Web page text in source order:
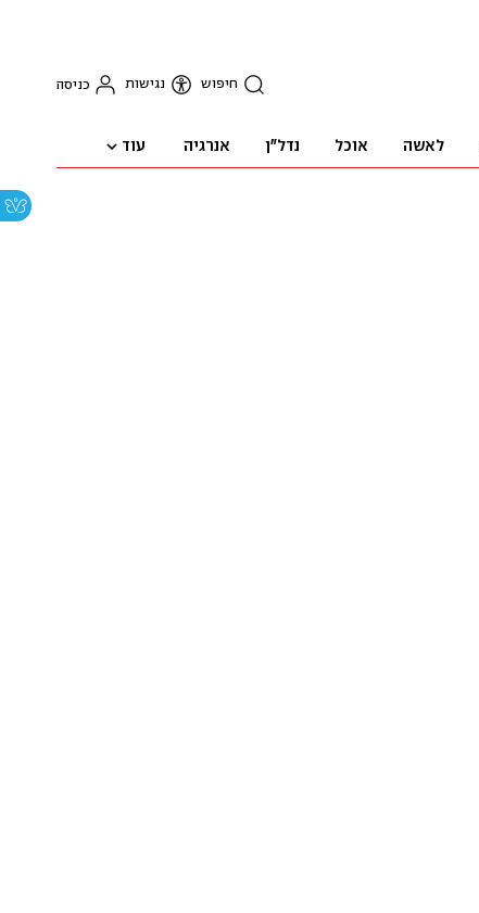
חיפוש נגישות כניסה
לאשה אוכל נדל"ן אנרגיה עוד